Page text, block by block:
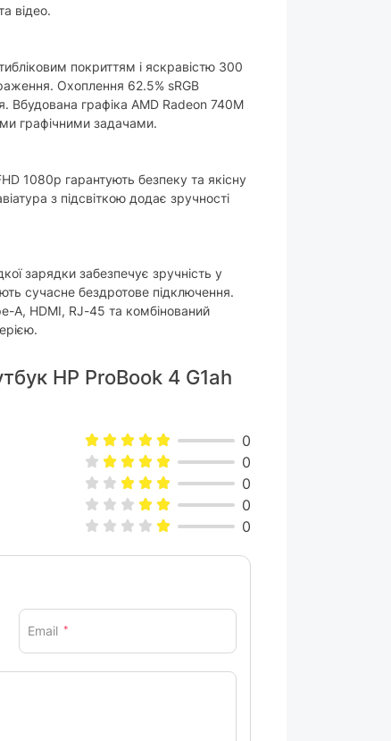
відео.
покриттям і яскравістю 300
Охоплення 62.5% sRGB
Вбудована графіка AMD Radeon 740M
графічними задачами.
1080p гарантують безпеку та якісну
з підсвіткою додає зручності
зарядки забезпечує зручність у
сучасне бездротове підключення.
A, HDMI, RJ-45 та комбінований
HP ProBook 4 G1ah
0
0
0
0
0
Email *